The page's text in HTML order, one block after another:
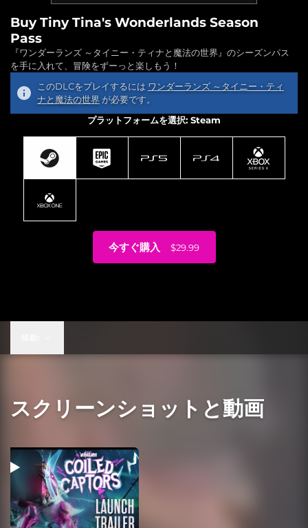
Buy Tiny Tina's Wonderlands Season
Pass
『ワンダーランズ ～タイニー・ティナと魔法の世界』のシーズンパス
を手に入れて、冒険をずーっと楽しもう！
このDLCをプレイするには ワンダーランズ ～タイニー・ティ
ナと魔法の世界 が必要です。
プラットフォームを選択: Steam
今すぐ購入 $29.99
スクリーンショットと動画